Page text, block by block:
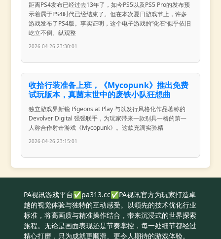
距离PS4发布已经过去13年了，如今PS5以及PS5 Pro的发布预
示着属于PS4时代已经结束了。但在本次夏日游戏节上，许多
游戏发布了PS4版。事实证明，这个电子游戏的”化石“似乎依旧
屹立不倒。纵观整
2026-04-26 23:30:01
收拾行装准备上班，《Mycopunk》推出免费
试玩版本，真菌末世中的废铁小队狂想曲
独立游戏界新锐 Pigeons at Play 与以发行风格化作品著称的
Devolver Digital 强强联手，为玩家带来一款别具一格的第一
人称合作射击游戏《Mycopunk》。这款充满实验精
2026-04-26 23:15:01
PA视讯游戏平台✅pa313.cc✅PA视讯官方为玩家打造卓
越的视觉体验与独特的互动感受。以领先的技术优化行业
标准，将高画质与精准操作结合，带来沉浸式的世界探索
旅程。无论是画面表现还是节奏掌控，每一处细节都经过
精心打磨，只为成就更顺滑、更令人期待的游戏体验。